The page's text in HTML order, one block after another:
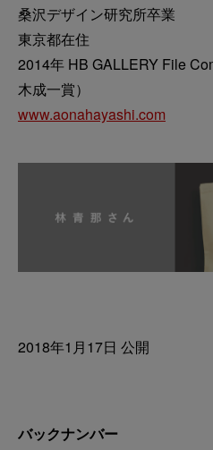
桑沢デザイン研究所卒業
東京都在住
2014年 HB GALLERY File
木成一賞）
www.aonahayashi.com
2018年1月17日 公開
バックナンバー